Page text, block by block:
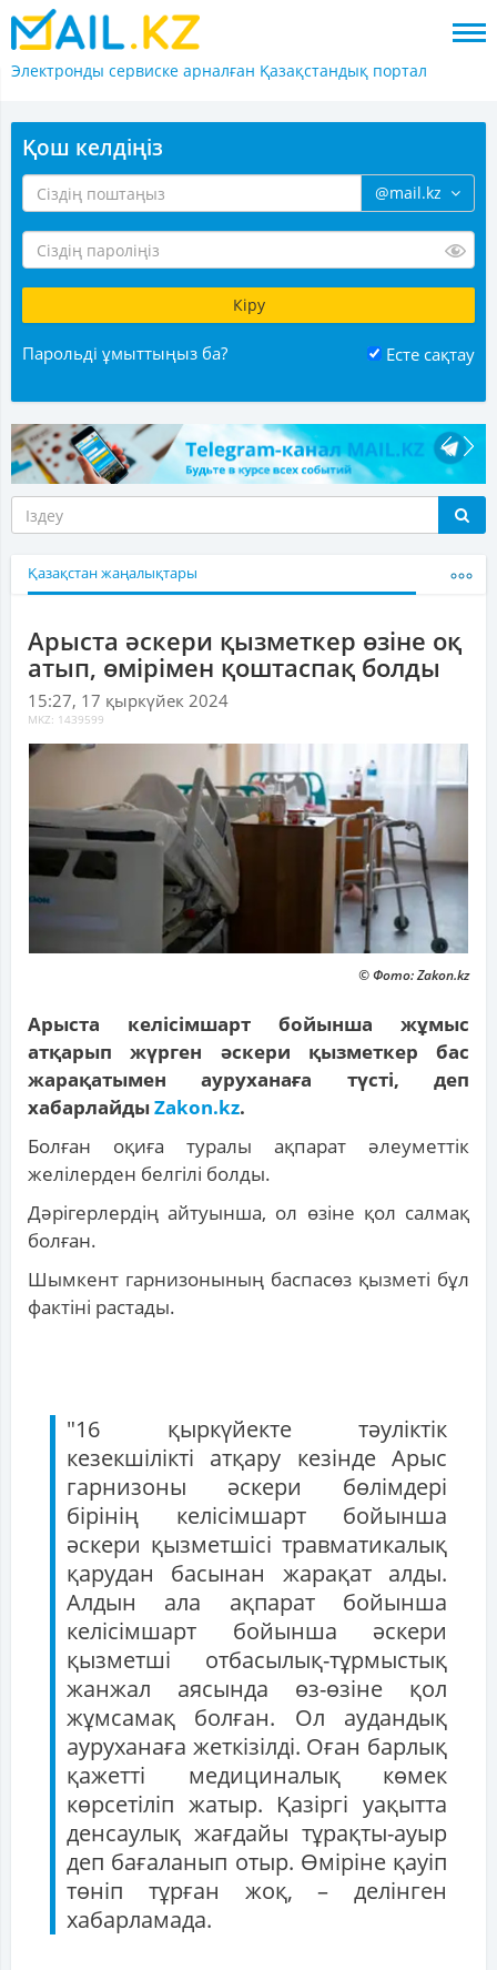
Электронды сервиске арналған Қазақстандық портал
Қош келдіңіз
@mail.kz
Парольді ұмыттыңыз ба? Есте сақтау
Қазақстан жаңалықтары
Арыста әскери қызметкер өзіне оқ
атып, өмірімен қоштаспақ болды
15:27, 17 қыркүйек 2024
MKZ: 1439599
© Фото: Zakon.kz
Арыста келісімшарт бойынша жұмыс
атқарып жүрген әскери қызметкер бас
жарақатымен ауруханаға түсті, деп
хабарлайдыZakon.kz.
Болған оқиға туралы ақпарат әлеуметтік
желілерден белгілі болды.
Дәрігерлердің айтуынша, ол өзіне қол салмақ
болған.
Шымкент гарнизонының баспасөз қызметі бұл
фактіні растады.
"16 қыркүйекте тәуліктік
кезекшілікті атқару кезінде Арыс
гарнизоны әскери бөлімдері
бірінің келісімшарт бойынша
әскери қызметшісі травматикалық
қарудан басынан жарақат алды.
Алдын ала ақпарат бойынша
келісімшарт бойынша әскери
қызметші отбасылық-тұрмыстық
жанжал аясында өз-өзіне қол
жұмсамақ болған. Ол аудандық
ауруханаға жеткізілді. Оған барлық
қажетті медициналық көмек
көрсетіліп жатыр. Қазіргі уақытта
денсаулық жағдайы тұрақты-ауыр
деп бағаланып отыр. Өміріне қауіп
төніп тұрған жоқ, – делінген
хабарламада.